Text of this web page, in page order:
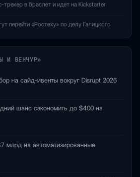
трекер в браслет и идет на Kickstarter
перейти «Ростеху» по делу Галицкого
И ВЕНЧУР»
на сайд-ивенты вокруг Disrupt 2026
шанс сэкономить до $400 на
млрд на автоматизированные